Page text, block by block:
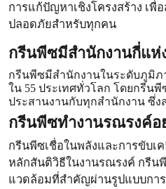
การแก้ปัญหาเชิงโครงสร้าง เพื่
ปลอดภัยสำหรับทุกคน
กรีนพีซมีสำนักงานกี่แห่
กรีนพีซมีสำนักงานในระดับภูมิภ
ใน 55 ประเทศทั่วโลก โดยกรีน
ประสานงานกับทุกสำนักงาน ซึ่ง
กรีนพีซทำงานรณรงค์อ
กรีนพีซเชื่อในพลังและการขับเ
หลักสันติวิธีในงานรณรงค์ กรีน
แวดล้อมที่สำคัญผ่านรูปแบบการ